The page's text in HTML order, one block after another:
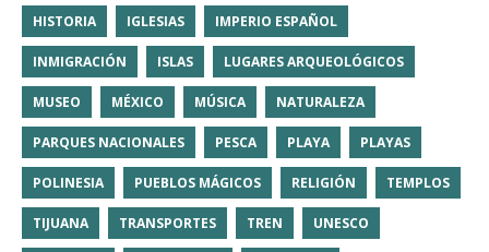
HISTORIA IGLESIAS IMPERIO ESPAÑOL
INMIGRACIÓN ISLAS LUGARES ARQUEOLÓGICOS
MUSEO MÉXICO MÚSICA NATURALEZA
PARQUES NACIONALES PESCA PLAYA PLAYAS
POLINESIA PUEBLOS MÁGICOS RELIGIÓN TEMPLOS
TIJUANA TRANSPORTES TREN UNESCO